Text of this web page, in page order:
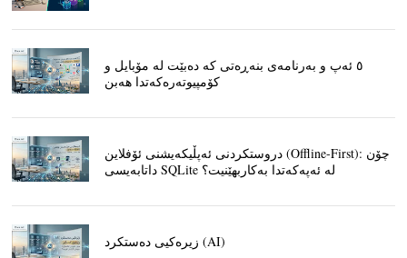
٥ ئەپ و بەرنامەی بنەڕەتی کە دەبێت لە مۆبایل و
کۆمپیوتەرەکەتدا هەبن
دروستکردنی ئەپڵیکەیشنی ئۆفلاین (Offline-First): چۆن
داتابەیسی SQLite لە ئەپەکەتدا بەکاربهێنیت؟
زیرەکیی دەستکرد (AI)